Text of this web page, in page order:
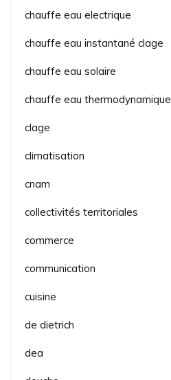
chauffe eau electrique
chauffe eau instantané clage
chauffe eau solaire
chauffe eau thermodynamique
clage
climatisation
cnam
collectivités territoriales
commerce
communication
cuisine
de dietrich
dea